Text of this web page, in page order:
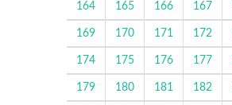
164 165 166 167
169 170 171 172
174 175 176 177
179 180 181 182